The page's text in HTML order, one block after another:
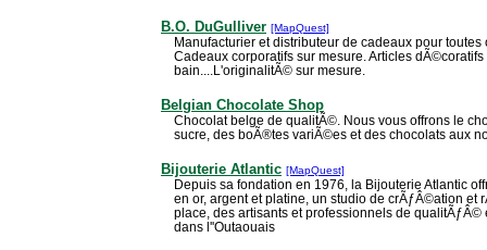
B.O. DuGulliver [MapQuest]
Manufacturier et distributeur de cadeaux pour
Cadeaux corporatifs sur mesure. Articles
bain....L'originalitÃ© sur mesure.
Belgian Chocolate Shop
Chocolat belge de qualitÃ©. Nous vous offrons le
sucre, des boÃ®tes variÃ©es et des chocolats aux
Bijouterie Atlantic [MapQuest]
Depuis sa fondation en 1976, la Bijouterie Atlantic
en or, argent et platine, un studio de crÃƒÂ©ation et
place, des artisants et professionnels de
dans l''Outaouais